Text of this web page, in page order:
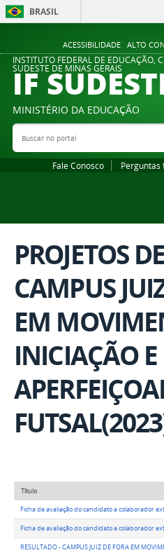
ACESSIBILIDADE ALTO
BRASIL
INSTITUTO FEDERAL DE EDUCAÇÃO,
SUDESTE DE MINAS GERAIS
IF
MINISTÉRIO DA EDUCAÇÃO
Buscar no portal
Fale Conosco Perguntas
PROJETOS
CAMPUS
EM
INICIAÇÃO E
Título
Ficha de avaliação do candidato a colaborador
Ficha de avaliação do candidato a colaborador
RESULTADO - CAMPUS JUIZ DE FORA EM